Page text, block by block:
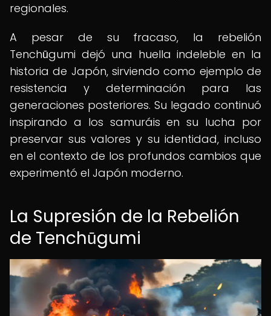
regionales.
A pesar de su fracaso, la rebelión
Tenchūgumi dejó una huella indeleble en la
historia de Japón, sirviendo como ejemplo de
resistencia y determinación para las
generaciones posteriores. Su legado continuó
inspirando a los samuráis en su lucha por
preservar sus valores y su identidad, incluso
en el contexto de los profundos cambios que
experimentó el Japón moderno.
La Supresión de la Rebelión
de Tenchūgumi